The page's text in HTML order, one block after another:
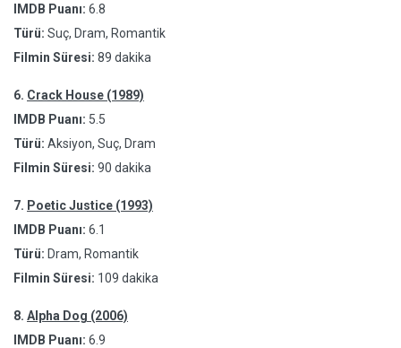
IMDB Puanı: 6.8
Türü: Suç, Dram, Romantik
Filmin Süresi: 89 dakika
6. Crack House (1989)
IMDB Puanı: 5.5
Türü: Aksiyon, Suç, Dram
Filmin Süresi: 90 dakika
7. Poetic Justice (1993)
IMDB Puanı: 6.1
Türü: Dram, Romantik
Filmin Süresi: 109 dakika
8. Alpha Dog (2006)
IMDB Puanı: 6.9